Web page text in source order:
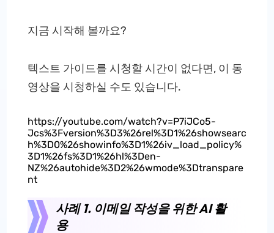
지금 시작해 볼까요?
텍스트 가이드를 시청할 시간이 없다면, 이 동
영상을 시청하실 수도 있습니다.
https://youtube.com/watch?v=P7iJCo5-
Jcs%3Fversion%3D3%26rel%3D1%26showsearc
h%3D0%26showinfo%3D1%26iv_load_policy%
3D1%26fs%3D1%26hl%3Den-
NZ%26autohide%3D2%26wmode%3Dtranspare
nt
사례 1. 이메일 작성을 위한 AI 활
용